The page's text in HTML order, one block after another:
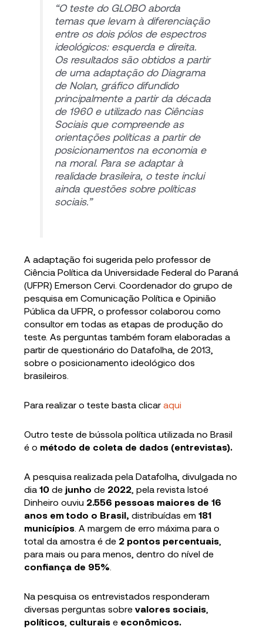
“O teste do GLOBO aborda
temas que levam à diferenciação
entre os dois pólos de espectros
ideológicos: esquerda e direita.
Os resultados são obtidos a partir
de uma adaptação do Diagrama
de Nolan, gráfico difundido
principalmente a partir da década
de 1960 e utilizado nas Ciências
Sociais que compreende as
orientações políticas a partir de
posicionamentos na economia e
na moral. Para se adaptar à
realidade brasileira, o teste inclui
ainda questões sobre políticas
sociais.”
A adaptação foi sugerida pelo professor de
Ciência Política da Universidade Federal do Paraná
(UFPR) Emerson Cervi. Coordenador do grupo de
pesquisa em Comunicação Política e Opinião
Pública da UFPR, o professor colaborou como
consultor em todas as etapas de produção do
teste. As perguntas também foram elaboradas a
partir de questionário do Datafolha, de 2013,
sobre o posicionamento ideológico dos
brasileiros.
Para realizar o teste basta clicaraqui
Outro teste de bússola política utilizada no Brasil
é o método de coleta de dados (entrevistas).
A pesquisa realizada pela Datafolha, divulgada no
dia10 de junhode 2022 , pela revista Istoé
Dinheiro ouviu 2.556 pessoas maiores de 16
anos em todo o Brasil, distribuídas em 181
municípios . A margem de erro máxima para o
total da amostra é de 2 pontos percentuais
para mais ou para menos, dentro do nível de
confiança de 95%
Na pesquisa os entrevistados responderam
diversas perguntas sobrevalores sociais
políticos culturaise econômicos.